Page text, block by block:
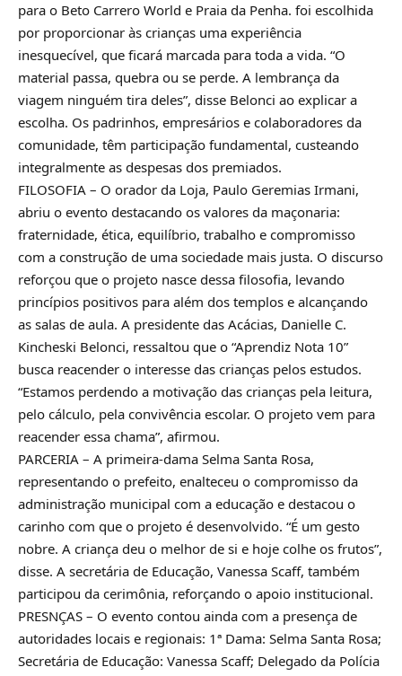
para o Beto Carrero World e Praia da Penha. foi escolhida
por proporcionar às crianças uma experiência
inesquecível, que ficará marcada para toda a vida. “O
material passa, quebra ou se perde. A lembrança da
viagem ninguém tira deles”, disse Belonci ao explicar a
escolha. Os padrinhos, empresários e colaboradores da
comunidade, têm participação fundamental, custeando
integralmente as despesas dos premiados.
FILOSOFIA – O orador da Loja, Paulo Geremias Irmani,
abriu o evento destacando os valores da maçonaria:
fraternidade, ética, equilíbrio, trabalho e compromisso
com a construção de uma sociedade mais justa. O discurso
reforçou que o projeto nasce dessa filosofia, levando
princípios positivos para além dos templos e alcançando
as salas de aula. A presidente das Acácias, Danielle C.
Kincheski Belonci, ressaltou que o “Aprendiz Nota 10”
busca reacender o interesse das crianças pelos estudos.
“Estamos perdendo a motivação das crianças pela leitura,
pelo cálculo, pela convivência escolar. O projeto vem para
reacender essa chama”, afirmou.
PARCERIA – A primeira-dama Selma Santa Rosa,
representando o prefeito, enalteceu o compromisso da
administração municipal com a educação e destacou o
carinho com que o projeto é desenvolvido. “É um gesto
nobre. A criança deu o melhor de si e hoje colhe os frutos”,
disse. A secretária de Educação, Vanessa Scaff, também
participou da cerimônia, reforçando o apoio institucional.
PRESNÇAS – O evento contou ainda com a presença de
autoridades locais e regionais: 1ª Dama: Selma Santa Rosa;
Secretária de Educação: Vanessa Scaff; Delegado da Polícia